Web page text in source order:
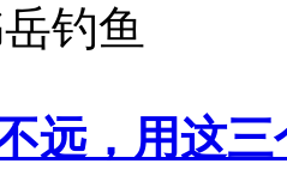
钓鱼
远，用这